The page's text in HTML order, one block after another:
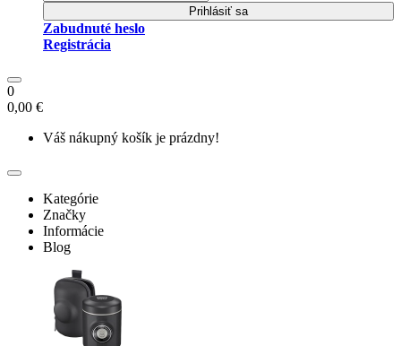
Prihlásiť sa
Zabudnuté heslo
Registrácia
0
0,00 €
Váš nákupný košík je prázdny!
Kategórie
Značky
Informácie
Blog